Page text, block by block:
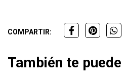
COMPARTIR:
También te